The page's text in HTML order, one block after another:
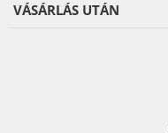
VÁSÁRLÁS UTÁN